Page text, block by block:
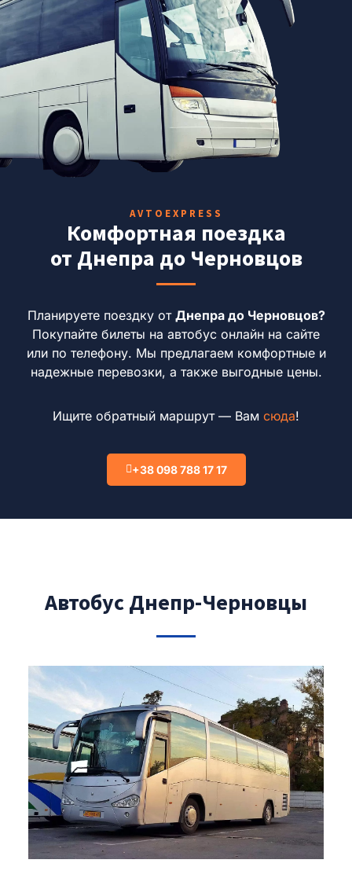
AVTOEXPRESS
Комфортная поездка
от Днепра до Черновцов
Планируете поездку от Днепра до Черновцов?
Покупайте билеты на автобус онлайн на сайте
или по телефону. Мы предлагаем комфортные и
надежные перевозки, а также выгодные цены.
Ищите обратный маршрут — Вам сюда!
+38 098 788 17 17
Автобус Днепр-Черновцы